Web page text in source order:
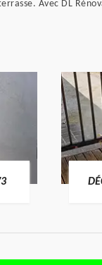
Avec DL